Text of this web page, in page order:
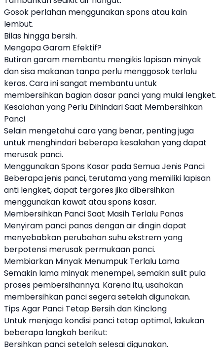
Gosok perlahan menggunakan spons atau kain
lembut.
Bilas hingga bersih.
Mengapa Garam Efektif?
Butiran garam membantu mengikis lapisan minyak
dan sisa makanan tanpa perlu menggosok terlalu
keras. Cara ini sangat membantu untuk
membersihkan bagian dasar panci yang mulai lengket.
Kesalahan yang Perlu Dihindari Saat Membersihkan
Panci
Selain mengetahui cara yang benar, penting juga
untuk menghindari beberapa kesalahan yang dapat
merusak panci.
Menggunakan Spons Kasar pada Semua Jenis Panci
Beberapa jenis panci, terutama yang memiliki lapisan
anti lengket, dapat tergores jika dibersihkan
menggunakan kawat atau spons kasar.
Membersihkan Panci Saat Masih Terlalu Panas
Menyiram panci panas dengan air dingin dapat
menyebabkan perubahan suhu ekstrem yang
berpotensi merusak permukaan panci.
Membiarkan Minyak Menumpuk Terlalu Lama
Semakin lama minyak menempel, semakin sulit pula
proses pembersihannya. Karena itu, usahakan
membersihkan panci segera setelah digunakan.
Tips Agar Panci Tetap Bersih dan Kinclong
Untuk menjaga kondisi panci tetap optimal, lakukan
beberapa langkah berikut:
Bersihkan panci setelah selesai digunakan.